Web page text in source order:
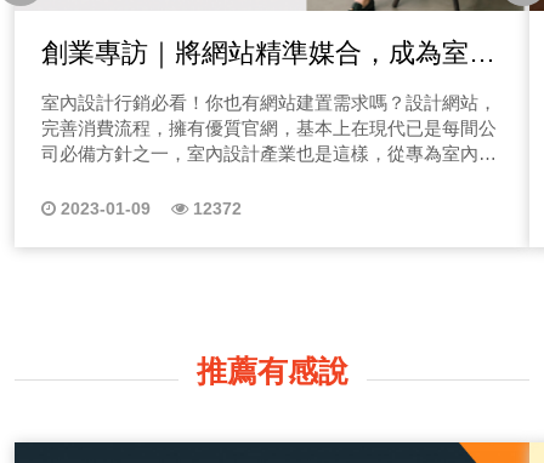
創業專訪｜將網站精準媒合，成為室內
設計師與客戶溝通橋樑【筑今設計有限
公司 游思潔 負責人】
室內設計行銷必看！你也有網站建置需求嗎？設計網站，
完善消費流程，擁有優質官網，基本上在現代已是每間公
司必備方針之一，室內設計產業也是這樣，從專為室內設
寫亮點，精準媒合消費者需求，不僅協助室內設計公司業
2023-01-09 12372
推薦有感說